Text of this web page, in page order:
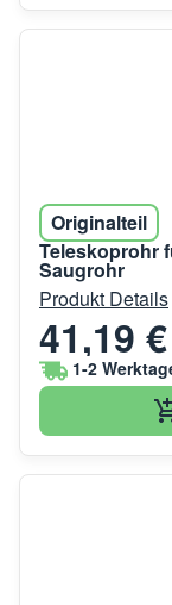
Originalteil
Teleskoprohr
Saugrohr
Produkt Details
41,19 €
1-2